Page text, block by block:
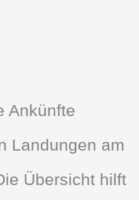
Ankünfte
Landungen am
Übersicht hilft